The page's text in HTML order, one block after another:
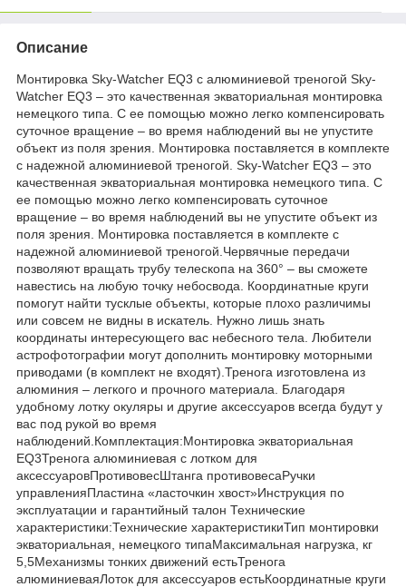
Описание
Монтировка Sky-Watcher EQ3 с алюминиевой треногой Sky-
Watcher EQ3 – это качественная экваториальная монтировка
немецкого типа. С ее помощью можно легко компенсировать
суточное вращение – во время наблюдений вы не упустите
объект из поля зрения. Монтировка поставляется в комплекте
с надежной алюминиевой треногой. Sky-Watcher EQ3 – это
качественная экваториальная монтировка немецкого типа. С
ее помощью можно легко компенсировать суточное
вращение – во время наблюдений вы не упустите объект из
поля зрения. Монтировка поставляется в комплекте с
надежной алюминиевой треногой.Червячные передачи
позволяют вращать трубу телескопа на 360° – вы сможете
навестись на любую точку небосвода. Координатные круги
помогут найти тусклые объекты, которые плохо различимы
или совсем не видны в искатель. Нужно лишь знать
координаты интересующего вас небесного тела. Любители
астрофотографии могут дополнить монтировку моторными
приводами (в комплект не входят).Тренога изготовлена из
алюминия – легкого и прочного материала. Благодаря
удобному лотку окуляры и другие аксессуаров всегда будут у
вас под рукой во время
наблюдений.Комплектация:Монтировка экваториальная
EQ3Тренога алюминиевая с лотком для
аксессуаровПротивовесШтанга противовесаРучки
управленияПластина «ласточкин хвост»Инструкция по
эксплуатации и гарантийный талон Технические
характеристики:Технические характеристикиТип монтировки
экваториальная, немецкого типаМаксимальная нагрузка, кг
5,5Механизмы тонких движений естьТренога
алюминиеваяЛоток для аксессуаров естьКоординатные круги